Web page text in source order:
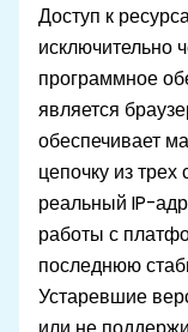
Доступ к
исключительно
программное
является
обеспечивает
цепочку из
реальный IP-
работы с
последнюю
Устаревшие